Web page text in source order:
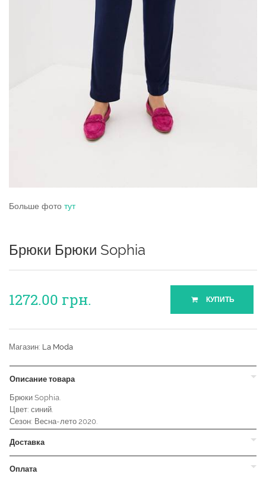
Больше фото тут
Брюки Брюки Sophia
1272.00 грн. КУПИТЬ
Магазин: La Moda
Описание товара
Брюки Sophia.
Цвет: синий.
Сезон: Весна-лето 2020.
Доставка
Оплата